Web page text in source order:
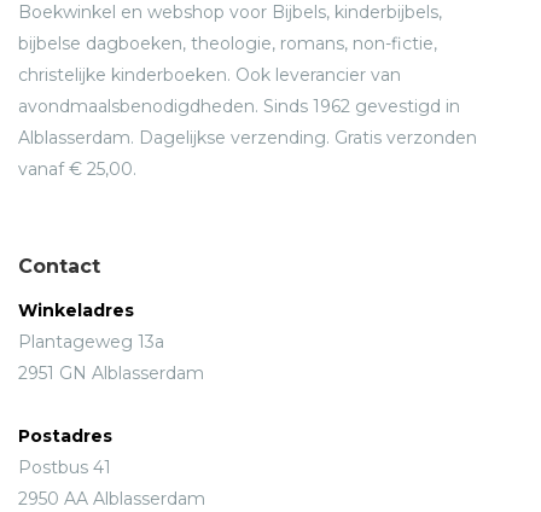
Boekwinkel en webshop voor Bijbels, kinderbijbels,
bijbelse dagboeken, theologie, romans, non-fictie,
christelijke kinderboeken. Ook leverancier van
avondmaalsbenodigdheden. Sinds 1962 gevestigd in
Alblasserdam. Dagelijkse verzending. Gratis verzonden
vanaf € 25,00.
Contact
Winkeladres
Plantageweg 13a
2951 GN Alblasserdam
Postadres
Postbus 41
2950 AA Alblasserdam